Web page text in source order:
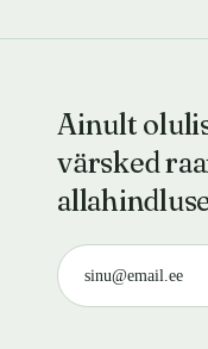
Ainult
värsked